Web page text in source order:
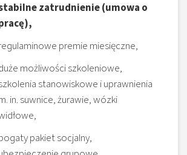
zatrudnienie (umowa o
premie miesięczne,
możliwości szkoleniowe,
stanowiskowe i uprawnienia
in. suwnice, żurawie, wózki
pakiet socjalny,